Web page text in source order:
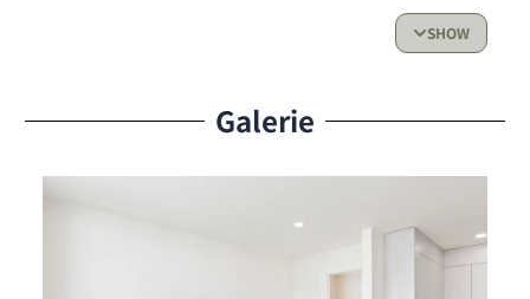
Salles de bains : Modernes et bien équipées
Entièrement équipée avec appareils modernes
commodité
Salon cosy et décoré avec goût, idéal pour se
détendre après une journée d’exploration
SHOW
Galerie